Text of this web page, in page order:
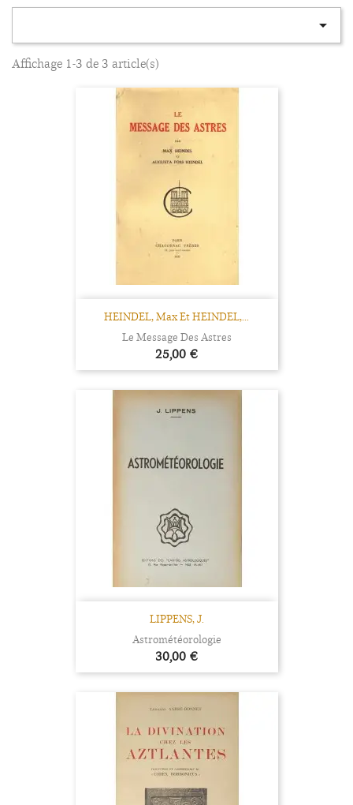

Affichage 1-3 de 3 article(s)
HEINDEL, Max Et HEINDEL,...
Le Message Des Astres
Prix
25,00 €
LIPPENS, J.
Astrométéorologie
Prix
30,00 €